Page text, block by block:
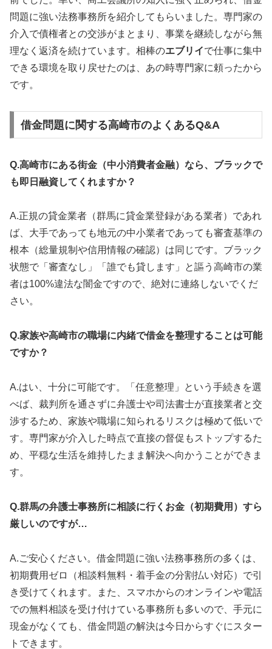
問題に強い法務事務所を紹介してもらいました。専門家の
介入で債権者との交渉がまとまり、事業を継続しながら無
理なく返済を続けています。相棒のエブリイで仕事に集中
できる環境を取り戻せたのは、あの時専門家に頼ったから
です。
借金問題に関する高崎市のよくあるQ&A
Q.高崎市にある街金（中小消費者金融）なら、ブラックで
も即日融資してくれますか？
A.正規の貸金業者（群馬に貸金業登録がある業者）であれ
ば、大手であっても地元の中小業者であっても審査基準の
根本（総量規制や信用情報の確認）は同じです。ブラック
状態で「審査なし」「誰でも貸します」と謳う高崎市の業
者は100%違法な闇金ですので、絶対に連絡しないでくだ
さい。
Q.家族や高崎市の職場に内緒で借金を整理することは可能
ですか？
A.はい、十分に可能です。「任意整理」という手続きを選
べば、裁判所を通さずに弁護士や司法書士が直接業者と交
渉するため、家族や職場に知られるリスクは極めて低いで
す。専門家が介入した時点で直接の督促もストップするた
め、平穏な生活を維持したまま解決へ向かうことができま
す。
Q.群馬の弁護士事務所に相談に行くお金（初期費用）すら
厳しいのですが…
A.ご安心ください。借金問題に強い法務事務所の多くは、
初期費用ゼロ（相談料無料・着手金の分割払い対応）で引
き受けてくれます。また、スマホからのオンラインや電話
での無料相談を受け付けている事務所も多いので、手元に
現金がなくても、借金問題の解決は今日からすぐにスター
トできます。